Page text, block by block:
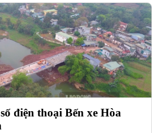
điện thoại Bến xe Hòa